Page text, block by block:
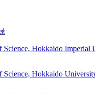
Science, Hokkaido Imperial
Science, Hokkaido